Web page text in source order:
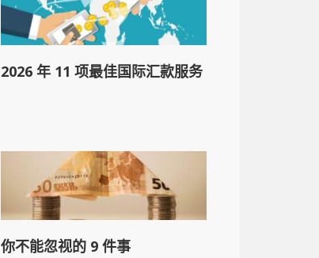
2026 年 11 项最佳国际汇款服务
你不能忽视的 9 件事